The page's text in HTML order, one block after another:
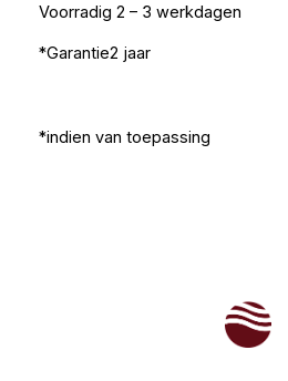
Voorradig 2 – 3 werkdagen
*Garantie2 jaar
*indien van toepassing